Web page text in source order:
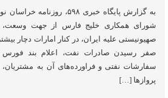
به گزارش پایگاه خبری ۵۹۸،
شورای همکاری خلیج فارس از جهت وسعت،
صهیونیستی علیه ایران، در کنار امارات دچار
صفر رسیدن صادرات نفت، اعلام بند فورس
سفارشات نفتی و فراورده‌های آن به
پروازها […]